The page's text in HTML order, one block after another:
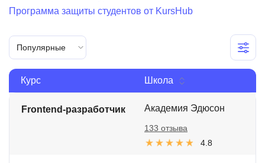
Программа защиты студентов от KursHub
Популярные
Курс Школа
Frontend-разработчик Академия Эдюсон
4.8
133 отзыва
Менеджмент
Иностранные языки
Soft Skills
ДПО
Детям